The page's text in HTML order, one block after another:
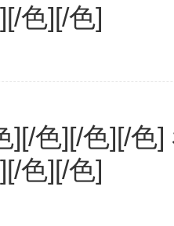
色][/色]
][/色][/色][/色
色][/色]